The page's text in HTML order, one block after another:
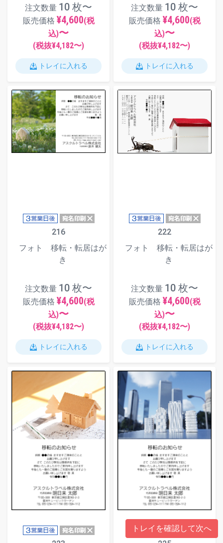
注文数量 10 枚〜
販売価格 ¥4,600(税
込)〜
(税抜¥4,182〜)
トレイに入れる
注文数量 10 枚〜
販売価格 ¥4,600(税
込)〜
(税抜¥4,182〜)
トレイに入れる
216
フォト 移転・転居はが
き
注文数量 10 枚〜
販売価格 ¥4,600(税
込)〜
(税抜¥4,182〜)
トレイに入れる
222
フォト 移転・転居はが
き
注文数量 10 枚〜
販売価格 ¥4,600(税
込)〜
(税抜¥4,182〜)
トレイに入れる
トレイを確認して次へ